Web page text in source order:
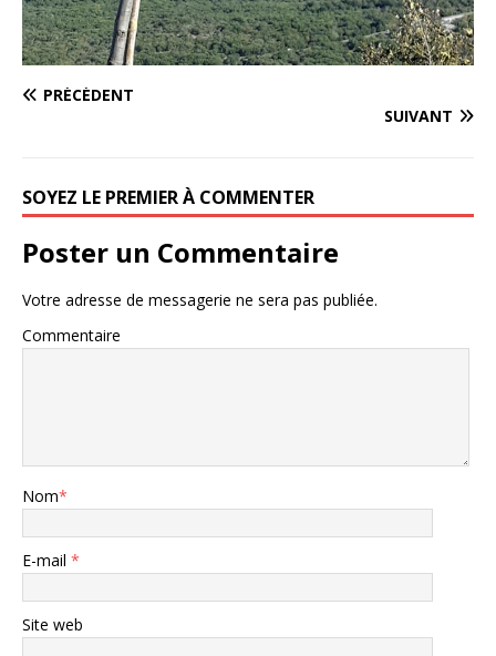
PRÉCÉDENT
SUIVANT
SOYEZ LE PREMIER À COMMENTER
Poster un Commentaire
Votre adresse de messagerie ne sera pas publiée.
Commentaire
Nom*
E-mail *
Site web